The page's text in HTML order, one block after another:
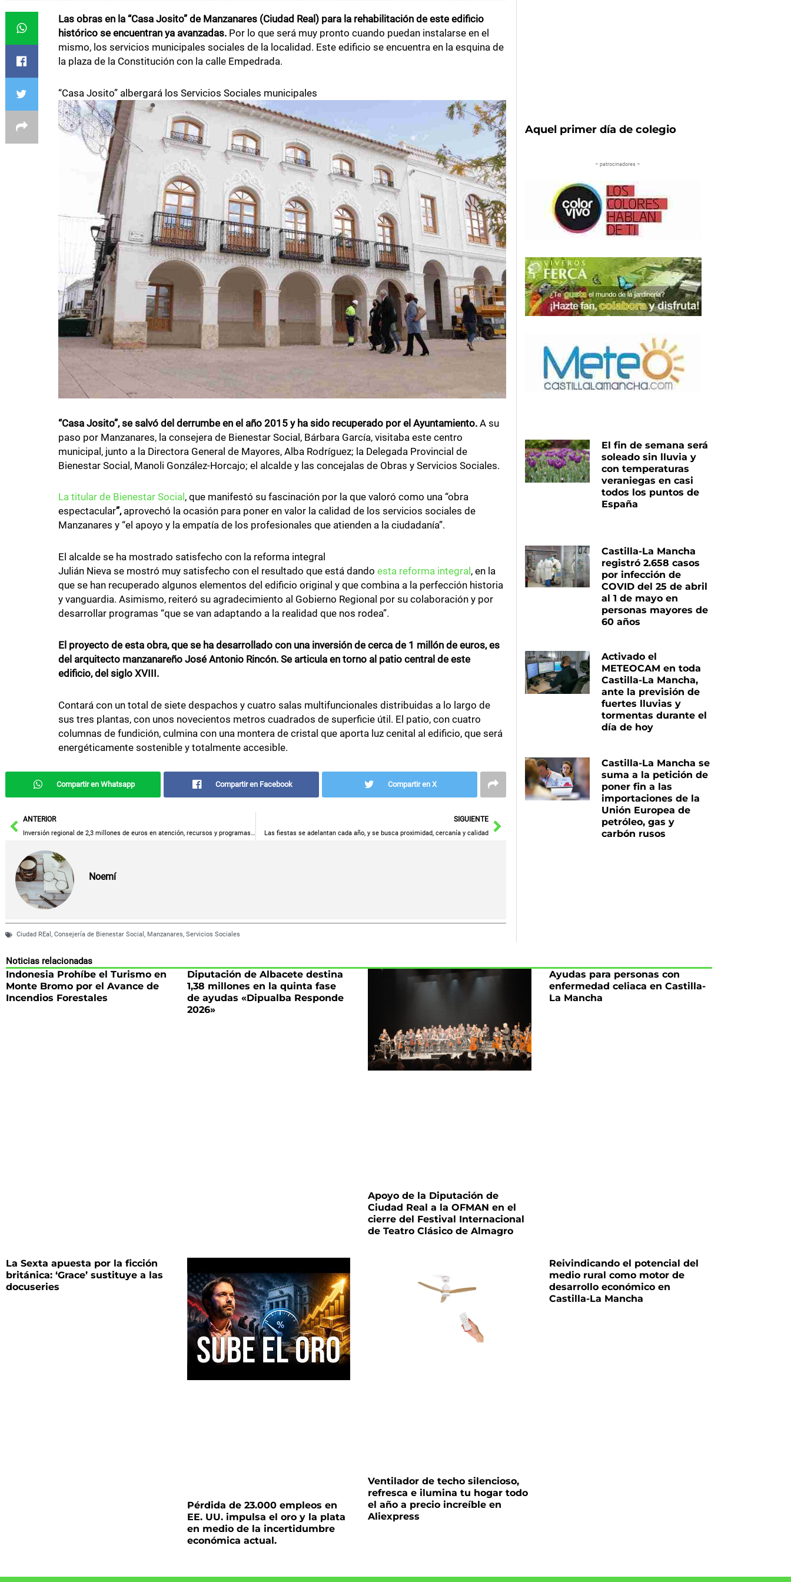
Las obras en la “Casa Josito” de Manzanares (Ciudad Real) para la rehabilitación de este edificio
histórico se encuentran ya avanzadas.Por lo que será muy pronto cuando puedan instalarse en el
mismo, los servicios municipales sociales de la localidad. Este edificio se encuentra en la esquina de
la plaza de la Constitución con la calle Empedrada.
“Casa Josito” albergará los Servicios Sociales municipales
“Casa Josito”, se salvó del derrumbe en el año 2015 y ha sido recuperado por el Ayuntamiento.A su
paso por Manzanares, la consejera de Bienestar Social, Bárbara García, visitaba este centro
municipal, junto a la Directora General de Mayores, Alba Rodríguez; la Delegada Provincial de
Bienestar Social, Manoli González-Horcajo; el alcalde y las concejalas de Obras y Servicios Sociales.
La titular de Bienestar Social , que manifestó su fascinación por la que valoró como una “obra
espectacular”,aprovechó la ocasión para poner en valor la calidad de los servicios sociales de
Manzanares y “el apoyo y la empatía de los profesionales que atienden a la ciudadanía”.
El alcalde se ha mostrado satisfecho con la reforma integral
Julián Nieva se mostró muy satisfecho con el resultado que está dando esta reforma integral , en la
que se han recuperado algunos elementos del edificio original y que combina a la perfección historia
y vanguardia. Asimismo, reiteró su agradecimiento al Gobierno Regional por su colaboración y por
desarrollar programas “que se van adaptando a la realidad que nos rodea”.
El proyecto de esta obra, que se ha desarrollado con una inversión de cerca de 1 millón de euros, es
del arquitecto manzanareño José Antonio Rincón. Se articula en torno al patio central de este
edificio, del siglo XVIII.
Contará con un total de siete despachos y cuatro salas multifuncionales distribuidas a lo largo de
sus tres plantas, con unos novecientos metros cuadrados de superficie útil. El patio, con cuatro
columnas de fundición, culmina con una montera de cristal que aporta luz cenital al edificio, que será
energéticamente sostenible y totalmente accesible.
Compartir en Whatsapp Compartir en Facebook Compartir en X
AntANTERIOR
Inversión regional de 2,3 millones de euros en atención, recursos y programas sociales en Motilla del Palancar
SIGUIENTE
Las fiestas se adelantan cada año, y se busca proximidad, cercanía y calidad
Siguiente
Noemí
Ciudad REal , Consejería de Bienestar Social , Manzanares, Servicios Sociales
Aquel primer día de colegio
– patrocinadores –
El fin de semana será
soleado sin lluvia y
con temperaturas
veraniegas en casi
todos los puntos de
España
Castilla-La Mancha
registró 2.658 casos
por infección de
COVID del 25 de abril
al 1 de mayo en
personas mayores de
60 años
Activado el
METEOCAM en toda
Castilla-La Mancha,
ante la previsión de
fuertes lluvias y
tormentas durante el
día de hoy
Castilla-La Mancha se
suma a la petición de
poner fin a las
importaciones de la
Unión Europea de
petróleo, gas y
carbón rusos
Noticias relacionadas
Indonesia Prohíbe el Turismo en
Monte Bromo por el Avance de
Incendios Forestales
Diputación de Albacete destina
1,38 millones en la quinta fase
de ayudas «Dipualba Responde
2026»
Apoyo de la Diputación de
Ciudad Real a la OFMAN en el
cierre del Festival Internacional
de Teatro Clásico de Almagro
Ayudas para personas con
enfermedad celiaca en Castilla-
La Mancha
La Sexta apuesta por la ficción
británica: ‘Grace’ sustituye a las
docuseries
Pérdida de 23.000 empleos en
EE. UU. impulsa el oro y la plata
en medio de la incertidumbre
económica actual.
Ventilador de techo silencioso,
refresca e ilumina tu hogar todo
el año a precio increíble en
Aliexpress
Reivindicando el potencial del
medio rural como motor de
desarrollo económico en
Castilla-La Mancha